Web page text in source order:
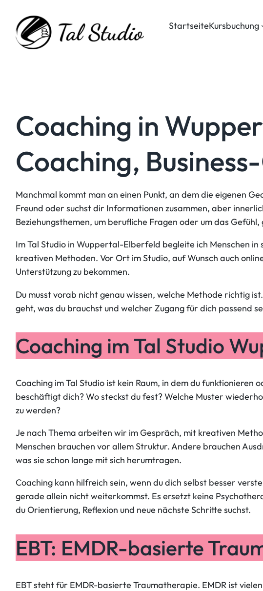
Inhalt
springen
StartseiteKursbuchung
Coaching in
Coaching,
Manchmal kommt man an einen Punkt, an dem die eigenen
Freund oder suchst dir Informationen zusammen, aber
Beziehungsthemen, um berufliche Fragen oder um das
Im Tal Studio in Wuppertal-Elberfeld begleite ich Menschen
kreativen Methoden. Vor Ort im Studio, auf Wunsch auch
Unterstützung zu bekommen.
Du musst vorab nicht genau wissen, welche Methode richtig
geht, was du brauchst und welcher Zugang für dich passend
Coaching im Tal Studio
Coaching im Tal Studio ist kein Raum, in dem du
beschäftigt dich? Wo steckst du fest? Welche Muster
zu werden?
Je nach Thema arbeiten wir im Gespräch, mit kreativen
Menschen brauchen vor allem Struktur. Andere brauchen
was sie schon lange mit sich herumtragen.
Coaching kann hilfreich sein, wenn du dich selbst besser
gerade allein nicht weiterkommst. Es ersetzt keine
du Orientierung, Reflexion und neue nächste Schritte suchst.
EBT: EMDR-basierte
EBT steht für EMDR-basierte Traumatherapie. EMDR ist